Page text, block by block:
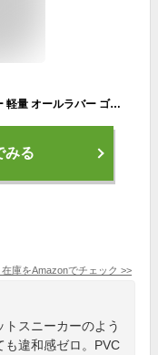
[モズ] レインシューズ レディース スニーカー 軽量 オールラバー ゴム 長靴 柔らかい レインブーツ 5518417 ホワイト
みる
庫をAmazonでチェック >>
スニーカーのよう
も違和感ゼロ。PVC